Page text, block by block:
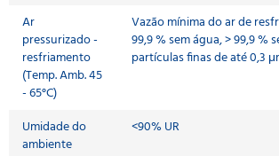
Ar
pressurizado -
resfriamento
(Temp. Amb. 45
- 65°C)
Vazão mínima do ar de
99,9 % sem água, > 99,9 %
partículas finas de até 0,3
Umidade do
ambiente
<90% UR